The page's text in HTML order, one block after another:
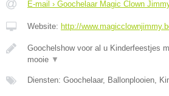
E-mail › Goochelaar Magic Clown
Website: http://
Goochelshow voor al u Kinderfeestjes
mooie ▼
Diensten: Goochelaar, Ballonplooien,